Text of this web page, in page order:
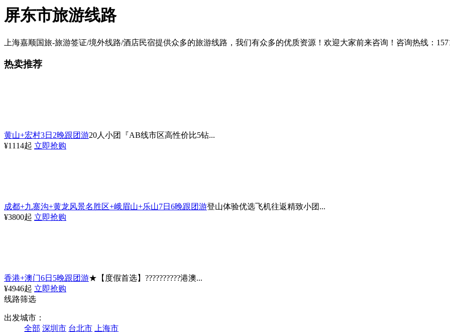
屏东市旅游线路
上海嘉顺国旅-旅游签证/境外线路/酒店民宿提供众多的旅游线路，我们有众多的优质资源！欢迎大家前来咨询！咨询热线：
热卖推荐
黄山+宏村3日2晚跟团游20人小团『AB线市区高性价比5钻...
¥1114起 立即抢购
成都+九寨沟+黄龙风景名胜区+峨眉山+乐山7日6晚跟团游登山体验优选飞机往返精致小团...
¥3800起 立即抢购
香港+澳门6日5晚跟团游★【度假首选】??????????港澳...
¥4946起 立即抢购
线路筛选
出发城市：
全部 深圳市 台北市 上海市